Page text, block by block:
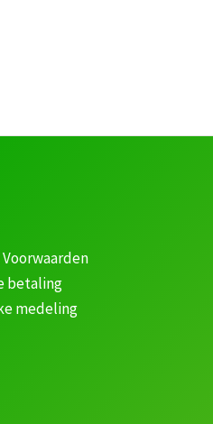
betaling
medeling